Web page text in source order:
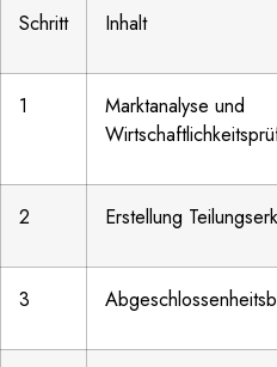
Schritt Inhalt
1
Marktanalyse und
2 Erstellung
3